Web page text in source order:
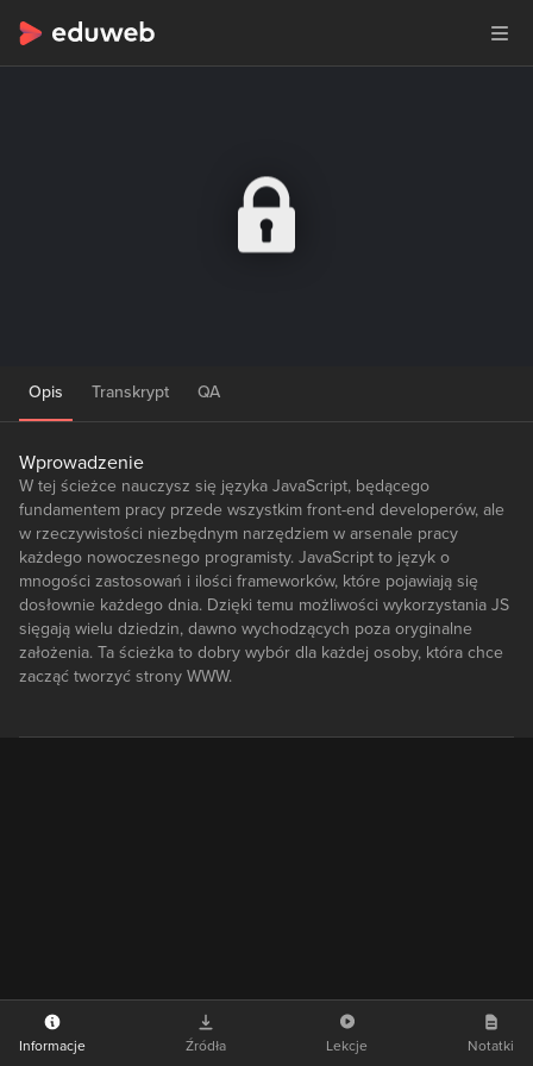
Opis Transkrypt QA
Wprowadzenie
W tej ścieżce nauczysz się języka JavaScript, będącego
fundamentem pracy przede wszystkim front-end developerów, ale
w rzeczywistości niezbędnym narzędziem w arsenale pracy
każdego nowoczesnego programisty. JavaScript to język o
mnogości zastosowań i ilości frameworków, które pojawiają się
dosłownie każdego dnia. Dzięki temu możliwości wykorzystania JS
sięgają wielu dziedzin, dawno wychodzących poza oryginalne
założenia. Ta ścieżka to dobry wybór dla każdej osoby, która chce
zacząć tworzyć strony WWW.
Informacje Źródła Lekcje Notatki